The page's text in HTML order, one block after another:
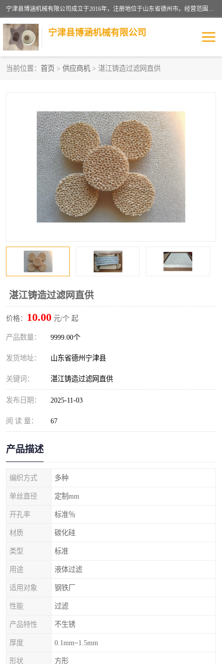
宁津县博涵机械有限公司成立于2016年，注册地位于山东省德州市。经营范围包括：机械设备研发、生产及销售，铸造用造型材料生产、销售，玻璃纤维及制品制造、销售，汽车零配件零售，机械零件、零部件加工，机械零件、零部件销售等；主要产品有：纤维过滤网,陶瓷过滤器,泡沫陶瓷过滤器,耐高温纤维过滤器,铸铁过滤器,铸铜过滤网,铸铝过滤网,铝轮毂过滤网,高效过滤网,高效陶瓷过滤网,高效纤维过滤网。
宁津县博涵机械有限公司
当前位置： 首页 > 供应商机 > 湛江铸造过滤网直供
湛江铸造过滤网直供
价格： 10.00 元/个 起
产品数量： 9999.00个
发货地址： 山东省德州宁津县
关键词： 湛江铸造过滤网直供
发布日期： 2025-11-03
阅 读 量： 67
产品描述
编织方式 多种
单丝直径 定制mm
开孔率 标准％
材质 碳化硅
类型 标准
用途 液体过滤
适用对象 钢铁厂
性能 过滤
产品特性 不生锈
厚度 0.1mm~1.5mm
形状 方形
纤维网 挡渣棉
挡渣网 避脏网